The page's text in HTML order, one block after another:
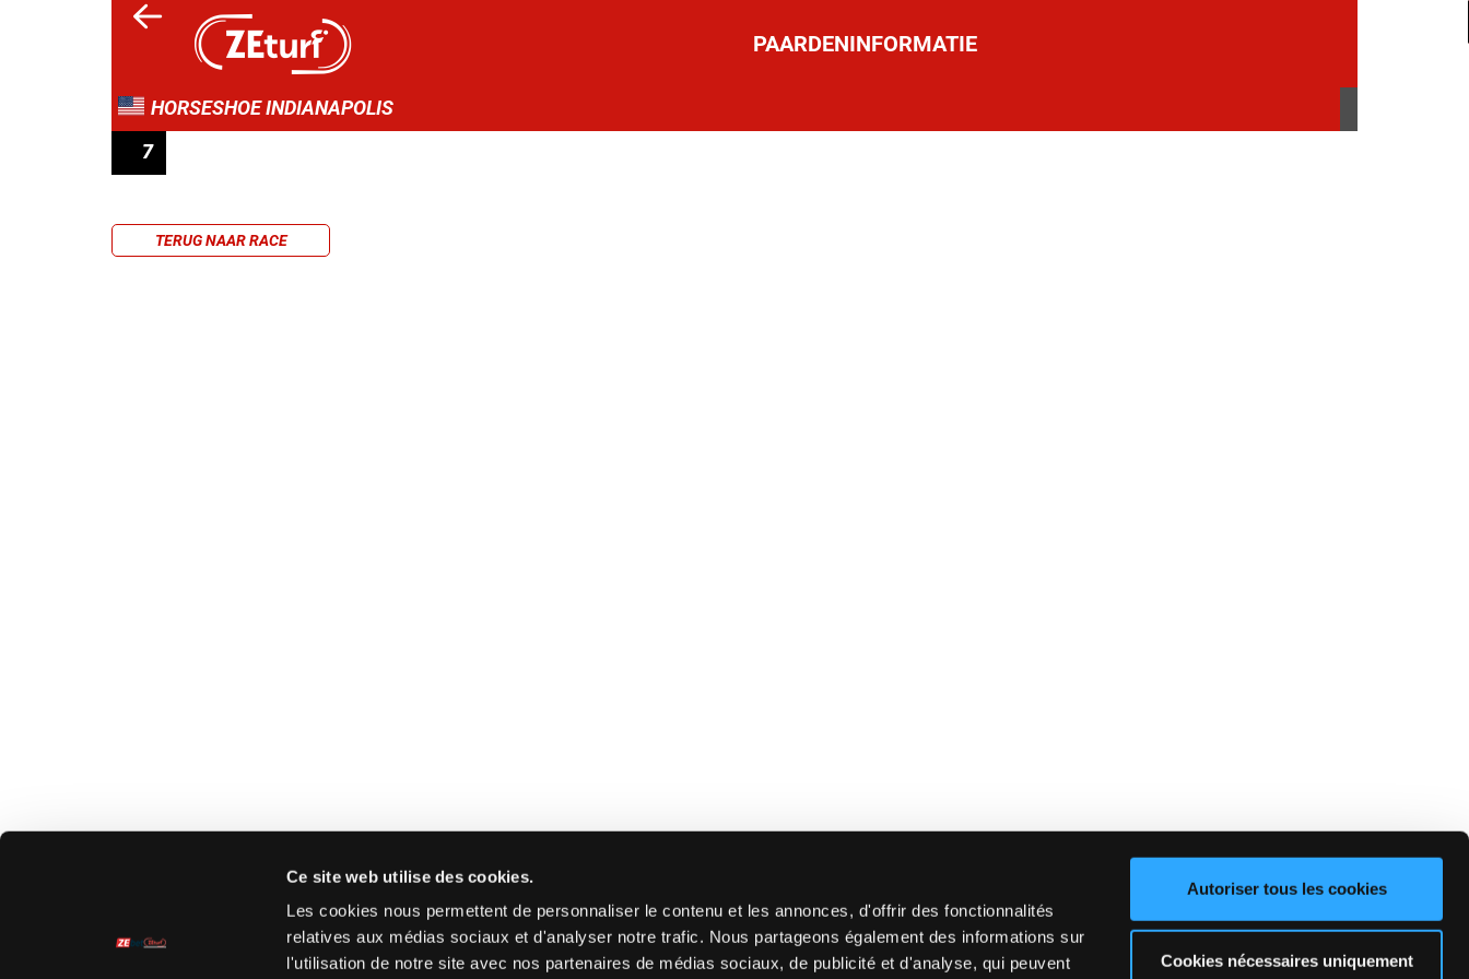
Ce site web utilise des cookies.
Les cookies nous permettent de personnaliser le contenu et les annonces, d'offrir des fonctionnalités
relatives aux médias sociaux et d'analyser notre trafic. Nous partageons également des informations sur
l'utilisation de notre site avec nos partenaires de médias sociaux, de publicité et d'analyse, qui peuvent
Autoriser tous les cookies
Cookies nécessaires uniquement
PAARDENINFORMATIE
HORSESHOE INDIANAPOLIS
7
TERUG NAAR RACE